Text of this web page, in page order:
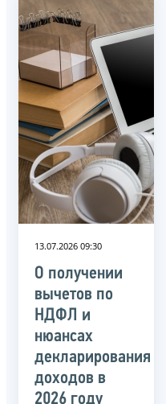
13.07.2026 09:30
О получении
вычетов по
НДФЛ и
нюансах
декларирования
доходов в
2026 году